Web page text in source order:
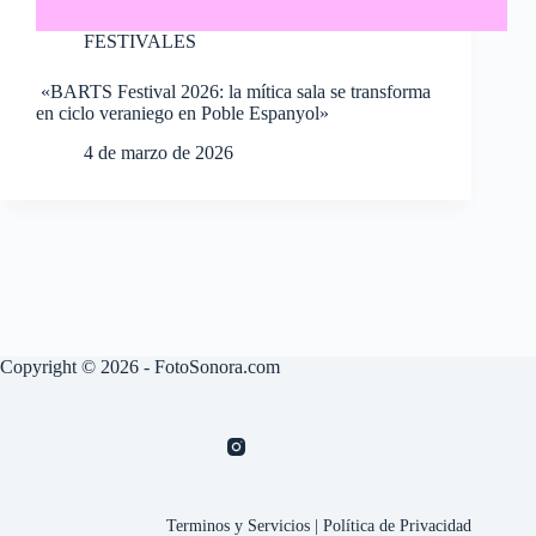
FESTIVALES
«BARTS Festival 2026: la mítica sala se transforma
en ciclo veraniego en Poble Espanyol»
4 de marzo de 2026
Copyright © 2026 - FotoSonora.com
Terminos y Servicios |Política de Privacidad